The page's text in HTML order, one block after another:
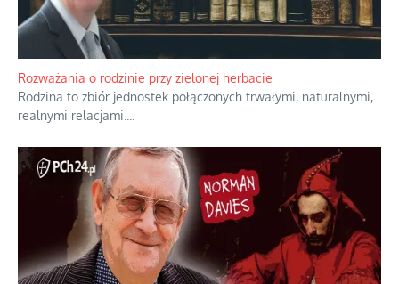
Bezobsługowe muzeum objawień w Alpach
Boże, nikt tego nie pilnuje, nic kompletnie....